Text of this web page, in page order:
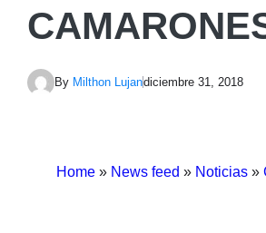
By Milthon Lujandiciembre 31, 2018
Home » News feed » Noticias »